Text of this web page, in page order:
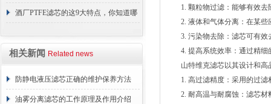
障相应解决方法
酒厂PTFE滤芯的这9大特点，你知道哪
相关新闻 Related news
防静电液压滤芯正确的维护保养方法
油雾分离滤芯的工作原理及作用介绍
1. 颗粒物过滤：能够有效去
2. 液体和气体分离：在某些
3. 污染物去除：滤芯可有效
4. 提高系统效率：通过精细
山特维克滤芯以其设计和高
1. 高过滤精度：采用的过滤
2. 耐高温与耐腐蚀：滤芯材